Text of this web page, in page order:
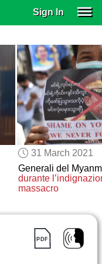
Sign In
31 March 2021
Generali del
durante
massacro